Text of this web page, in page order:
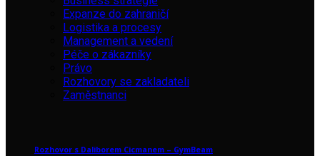
Expanze do zahraničí
Logistika a procesy
Management a vedení
Péče o zákazníky
Právo
Rozhovory se zakladateli
Zaměstnanci
Rozhovor s Daliborem Cicmanem – GymBeam